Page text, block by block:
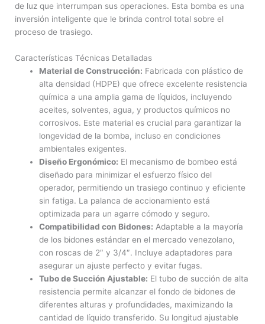
de luz que interrumpan sus operaciones. Esta bomba es una
inversión inteligente que le brinda control total sobre el
proceso de trasiego.
Características Técnicas Detalladas
Material de Construcción: Fabricada con plástico de
alta densidad (HDPE) que ofrece excelente resistencia
química a una amplia gama de líquidos, incluyendo
aceites, solventes, agua, y productos químicos no
corrosivos. Este material es crucial para garantizar la
longevidad de la bomba, incluso en condiciones
ambientales exigentes.
Diseño Ergonómico: El mecanismo de bombeo está
diseñado para minimizar el esfuerzo físico del
operador, permitiendo un trasiego continuo y eficiente
sin fatiga. La palanca de accionamiento está
optimizada para un agarre cómodo y seguro.
Compatibilidad con Bidones: Adaptable a la mayoría
de los bidones estándar en el mercado venezolano,
con roscas de 2″ y 3/4″. Incluye adaptadores para
asegurar un ajuste perfecto y evitar fugas.
Tubo de Succión Ajustable: El tubo de succión de alta
resistencia permite alcanzar el fondo de bidones de
diferentes alturas y profundidades, maximizando la
cantidad de líquido transferido. Su longitud ajustable